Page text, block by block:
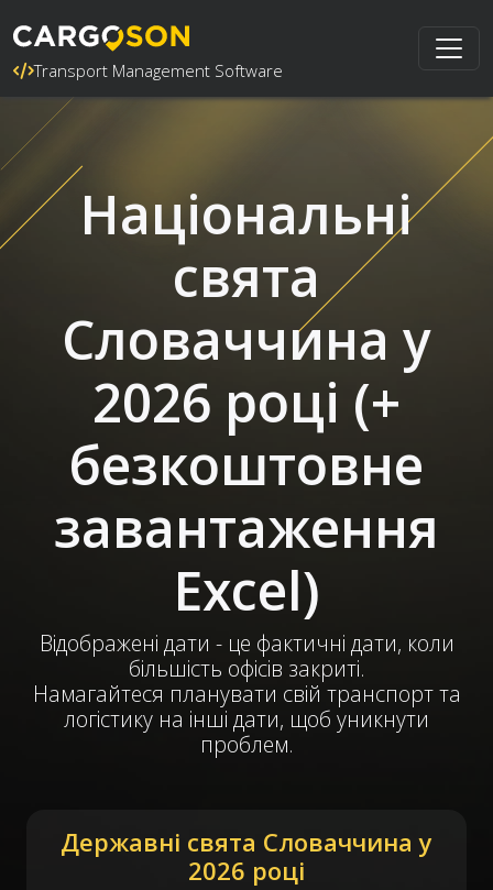
Transport Management Software
Національні
свята
Словаччина у
2026 році (+
безкоштовне
завантаження
Excel)
Відображені дати - це фактичні дати, коли
більшість офісів закриті.
Намагайтеся планувати свій транспорт та
логістику на інші дати, щоб уникнути
проблем.
Державні свята Словаччина у
2026 році